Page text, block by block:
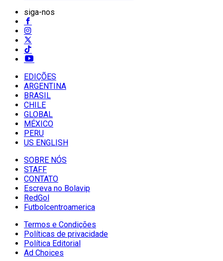
siga-nos
EDIÇÕES
ARGENTINA
BRASIL
CHILE
GLOBAL
MÉXICO
PERU
US ENGLISH
SOBRE NÓS
STAFF
CONTATO
Escreva no Bolavip
RedGol
Futbolcentroamerica
Termos e Condições
Políticas de privacidade
Política Editorial
Ad Choices